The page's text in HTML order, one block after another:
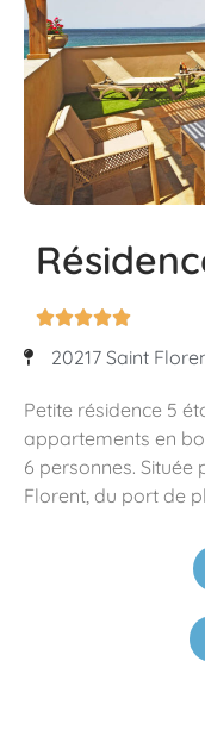

20217 Saint
Petite résidence 5
appartements en
6 personnes. Située
Florent, du port de